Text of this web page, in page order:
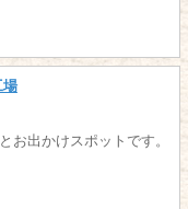
場
お出かけスポットです。